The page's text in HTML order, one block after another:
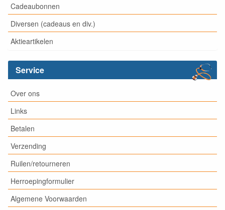
Cadeaubonnen
Diversen (cadeaus en div.)
Aktieartikelen
Service
Over ons
Links
Betalen
Verzending
Ruilen/retourneren
Herroepingformulier
Algemene Voorwaarden